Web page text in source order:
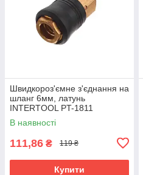
Швидкороз'ємне з'єднання на
шланг 6мм, латунь
INTERTOOL PT-1811
В наявності
111,86 ₴ 119 ₴
Купити